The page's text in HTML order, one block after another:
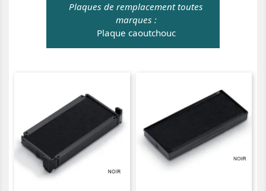
Plaques de remplacement toutes
marques :
Plaque caoutchouc